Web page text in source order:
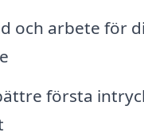
och arbete för
första